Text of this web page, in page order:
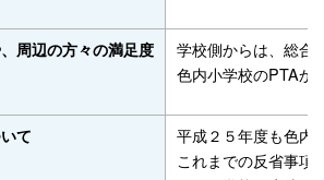
周辺の方々の満足度
学校側からは、総合
色内小学校のPTAか
て
平成２５年度も色内
これまでの反省事項